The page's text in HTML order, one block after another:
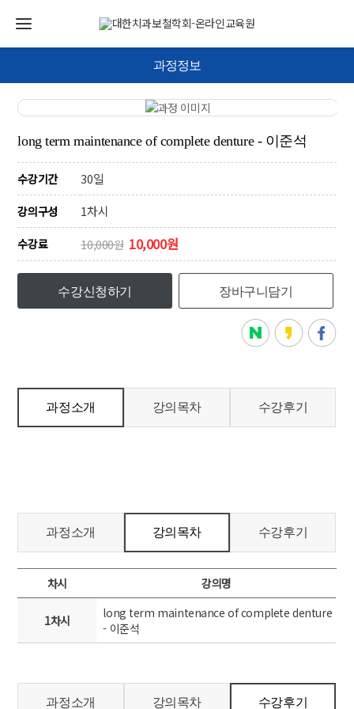
과정정보
long term maintenance of complete denture - 이준석
수강기간 30일
강의구성 1차시
수강료 10,000원 10,000원
수강신청하기 장바구니담기
과정소개 강의목차 수강후기
과정소개 강의목차 수강후기
차시 강의명
1차시
long term maintenance of complete denture
- 이준석
과정소개 강의목차 수강후기